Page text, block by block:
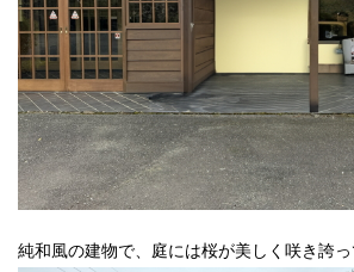
純和風の建物で、庭には桜が美しく咲き誇っ